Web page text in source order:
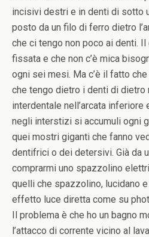
incisivi destri e in denti di sotto
posto da un filo di ferro dietro
che ci tengo non poco ai denti.
fissata e che non c’è mica
ogni sei mesi. Ma c’è il fatto
che tengo dietro i denti di
interdentale nell’arcata
negli interstizi si accumuli ogni
quei mostri giganti che fanno
dentifrici o dei detersivi. Già da
comprarmi uno spazzolino
quelli che spazzolino, lucidano
effetto luce diretta come su
Il problema è che ho un bagno
l’attacco di corrente vicino al